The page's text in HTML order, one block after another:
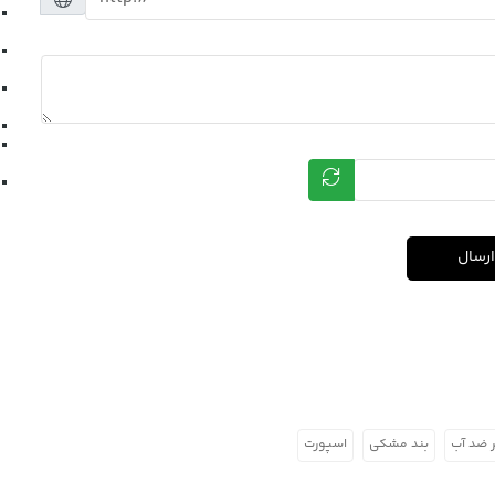
ارسال
بند مشکی اسپورت